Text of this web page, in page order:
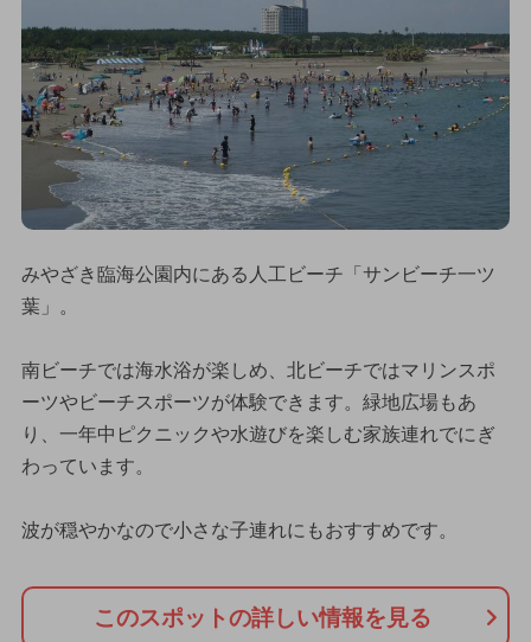
みやざき臨海公園内にある人工ビーチ「サンビーチ一ツ
葉」。
南ビーチでは海水浴が楽しめ、北ビーチではマリンスポ
ーツやビーチスポーツが体験できます。緑地広場もあ
り、一年中ピクニックや水遊びを楽しむ家族連れでにぎ
わっています。
波が穏やかなので小さな子連れにもおすすめです。
このスポットの詳しい情報を見る